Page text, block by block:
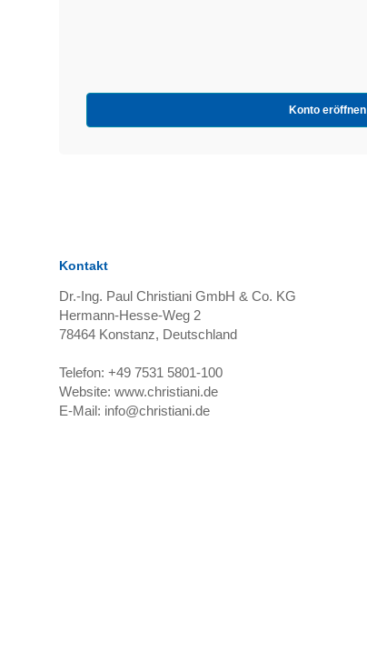
Konto eröffnen
Kontakt
Dr.-Ing. Paul Christiani GmbH & Co. KG
Hermann-Hesse-Weg 2
78464Konstanz, Deutschland
Telefon: +49 7531 5801-100
Website: www.christiani.de
E-Mail: info@christiani.de